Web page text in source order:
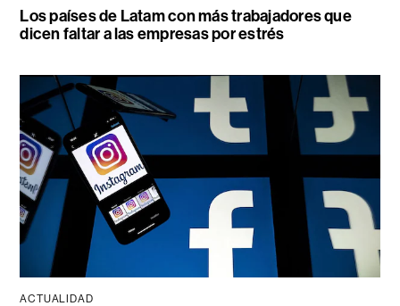
Los países de Latam con más trabajadores que
dicen faltar a las empresas por estrés
ACTUALIDAD